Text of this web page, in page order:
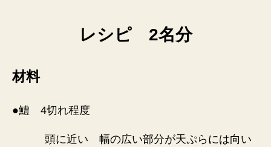
レシピ 2名分
材料
●鱧 4切れ程度
頭に近い 幅の広い部分が天ぷらには向い